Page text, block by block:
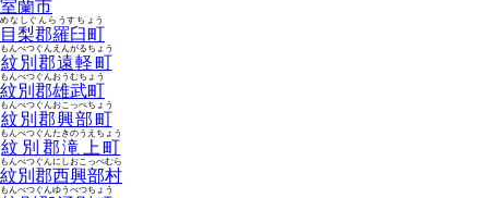
室蘭市
目梨郡羅臼町
めなしぐんらうすちょう
紋別郡遠軽町
もんべつぐんえんがるちょう
紋別郡雄武町
もんべつぐんおうむちょう
紋別郡興部町
もんべつぐんおこっぺちょう
紋別郡滝上町
もんべつぐんたきのうえちょう
紋別郡西興部村
もんべつぐんにしおこっぺむら
もんべつぐんゆうべつちょう